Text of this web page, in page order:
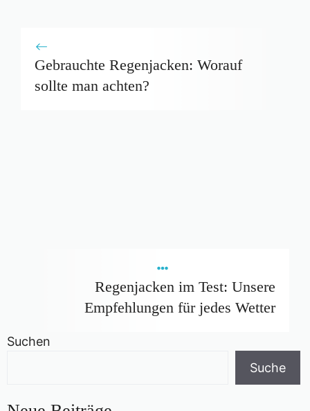
Gebrauchte Regenjacken: Worauf
sollte man achten?
Regenjacken im Test: Unsere
Empfehlungen für jedes Wetter
Suchen
Suche